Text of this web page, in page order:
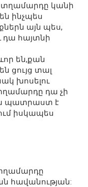
տղամարդը կանի
ինչպես
այն պես,
դա հայտնի
են,քան
ցույց տալ
խոսելու
դա չի
պատրաստ է
իսկապես
հավանության: